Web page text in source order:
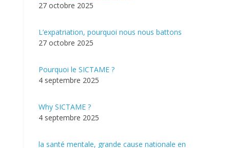
27 octobre 2025
L’expatriation, pourquoi nous nous battons
27 octobre 2025
Pourquoi le SICTAME ?
4 septembre 2025
Why SICTAME ?
4 septembre 2025
la santé mentale, grande cause nationale en